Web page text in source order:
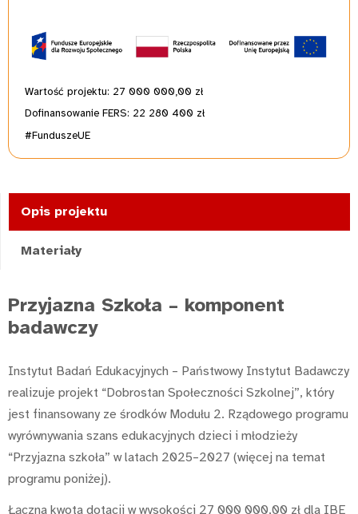
Wartość projektu: 27 000 000,00 zł
Dofinansowanie FERS: 22 280 400 zł
#FunduszeUE
Opis projektu
Materiały
Przyjazna Szkoła – komponent
badawczy
Instytut Badań Edukacyjnych – Państwowy Instytut Badawczy
realizuje projekt “Dobrostan Społeczności Szkolnej”, który
jest finansowany ze środków Modułu 2. Rządowego programu
wyrównywania szans edukacyjnych dzieci i młodzieży
“Przyjazna szkoła” w latach 2025–2027 (więcej na temat
programu poniżej).
Łączna kwota dotacji w wysokości 27 000 000,00 zł dla IBE